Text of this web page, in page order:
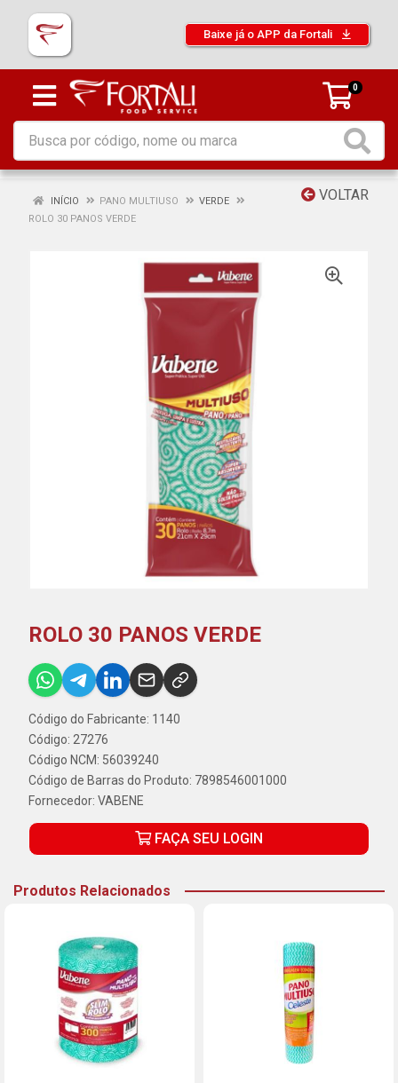
Baixe já o APP da Fortali
0
VOLTAR
INÍCIO PANO MULTIUSO
VERDE
ROLO 30 PANOS VERDE
ROLO 30 PANOS VERDE
Código do Fabricante: 1140
Código: 27276
Código NCM: 56039240
Código de Barras do Produto: 7898546001000
Fornecedor: VABENE
FAÇA SEU LOGIN
Produtos Relacionados